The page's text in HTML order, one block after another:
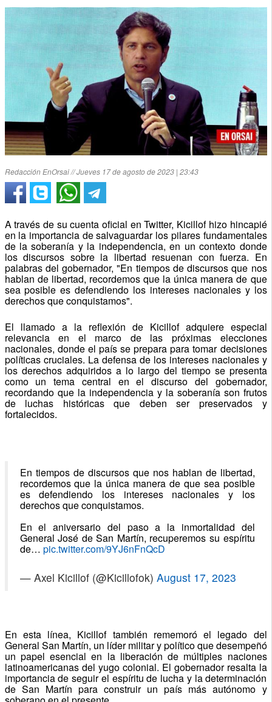
Redacción EnOrsai // Jueves 17 de agosto de 2023 | 23:43
A través de su cuenta oficial en Twitter, Kicillof hizo hincapié
en la importancia de salvaguardar los pilares fundamentales
de la soberanía y la independencia, en un contexto donde
los discursos sobre la libertad resuenan con fuerza. En
palabras del gobernador, "En tiempos de discursos que nos
hablan de libertad, recordemos que la única manera de que
sea posible es defendiendo los intereses nacionales y los
derechos que conquistamos".
El llamado a la reflexión de Kicillof adquiere especial
relevancia en el marco de las próximas elecciones
nacionales, donde el país se prepara para tomar decisiones
políticas cruciales. La defensa de los intereses nacionales y
los derechos adquiridos a lo largo del tiempo se presenta
como un tema central en el discurso del gobernador,
recordando que la independencia y la soberanía son frutos
de luchas históricas que deben ser preservados y
fortalecidos.
En tiempos de discursos que nos hablan de libertad,
recordemos que la única manera de que sea posible
es defendiendo los intereses nacionales y los
derechos que conquistamos.
En el aniversario del paso a la inmortalidad del
General José de San Martín, recuperemos su espíritu
de… pic.twitter.com/9YJ6nFnQcD
— Axel Kicillof (@Kicillofok) August 17, 2023
En esta línea, Kicillof también rememoró el legado del
General San Martín, un líder militar y político que desempeñó
un papel esencial en la liberación de múltiples naciones
latinoamericanas del yugo colonial. El gobernador resalta la
importancia de seguir el espíritu de lucha y la determinación
de San Martín para construir un país más autónomo y